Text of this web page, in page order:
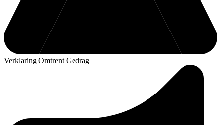
Verklaring Omtrent Gedrag